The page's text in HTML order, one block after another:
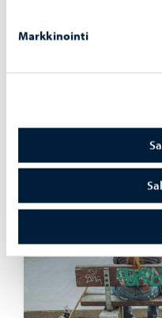
Markkinointi
Por­voon to­ril­le
koh­taa­mis­paik­ka